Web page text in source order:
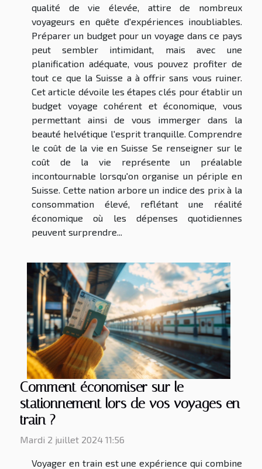
qualité de vie élevée, attire de nombreux
voyageurs en quête d'expériences inoubliables.
Préparer un budget pour un voyage dans ce pays
peut sembler intimidant, mais avec une
planification adéquate, vous pouvez profiter de
tout ce que la Suisse a à offrir sans vous ruiner.
Cet article dévoile les étapes clés pour établir un
budget voyage cohérent et économique, vous
permettant ainsi de vous immerger dans la
beauté helvétique l'esprit tranquille. Comprendre
le coût de la vie en Suisse Se renseigner sur le
coût de la vie représente un préalable
incontournable lorsqu'on organise un périple en
Suisse. Cette nation arbore un indice des prix à la
consommation élevé, reflétant une réalité
économique où les dépenses quotidiennes
peuvent surprendre...
Comment économiser sur le
stationnement lors de vos voyages en
train ?
Mardi 2 juillet 2024 11:56
Voyager en train est une expérience qui combine